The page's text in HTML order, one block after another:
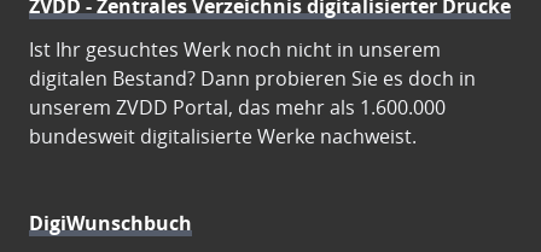
ZVDD - Zentrales Verzeichnis digitalisierter Drucke
Ist Ihr gesuchtes Werk noch nicht in unserem
digitalen Bestand? Dann probieren Sie es doch in
unserem ZVDD Portal, das mehr als 1.600.000
bundesweit digitalisierte Werke nachweist.
DigiWunschbuch